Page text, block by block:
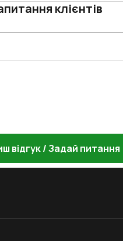
клієнтів
відгук / Задай питання